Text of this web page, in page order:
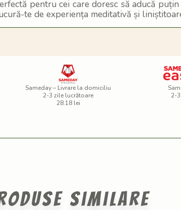
pentru cei care doresc să aducă
te de experiența meditativă și
Sameday – Livrare la domiciliu
2-3 zile lucrătoare
28.18 lei
2-
similare